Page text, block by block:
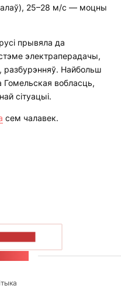
25–28 м/с — моцны
прывяла да
электраперадачы,
разбурэнняў. Найбольш
Гомельская вобласць,
сітуацыі.
сем чалавек.